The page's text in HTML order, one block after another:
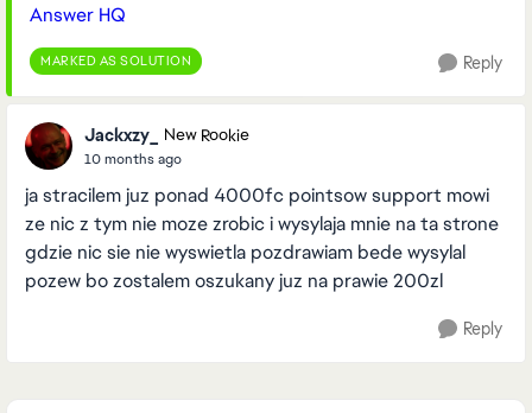
Answer HQ
MARKED AS SOLUTION Reply
Jackxzy_ New Rookie
10 months ago
ja stracilem juz ponad 4000fc pointsow support mowi
ze nic z tym nie moze zrobic i wysylaja mnie na ta strone
gdzie nic sie nie wyswietla pozdrawiam bede wysylal
pozew bo zostalem oszukany juz na prawie 200zl
Reply